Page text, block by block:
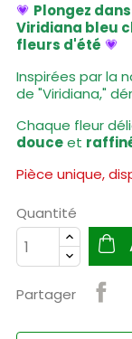
💗 Plongez
Viridiana bleu
fleurs d'été 💗
Inspirées par la
de "Viridiana,"
Chaque fleur
douceet
Pièce unique,
Quantité
Partager